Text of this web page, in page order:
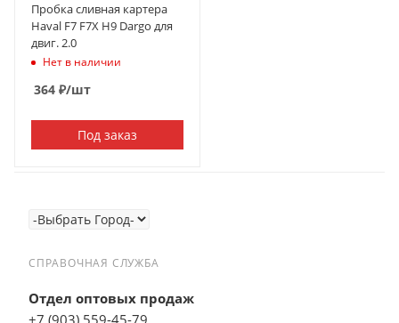
Пробка сливная картера
Haval F7 F7X H9 Dargo для
двиг. 2.0
Нет в наличии
364 ₽/шт
Под заказ
СПРАВОЧНАЯ СЛУЖБА
Отдел оптовых продаж
+7 (903) 559-45-79